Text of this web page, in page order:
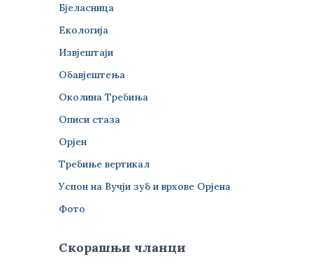
Бјеласница
Екологија
Извјештаји
Обавјештења
Околина Требиња
Описи стаза
Орјен
Требиње вертикал
Успон на Вучји зуб и врхове Орјена
Фото
Скорашњи чланци